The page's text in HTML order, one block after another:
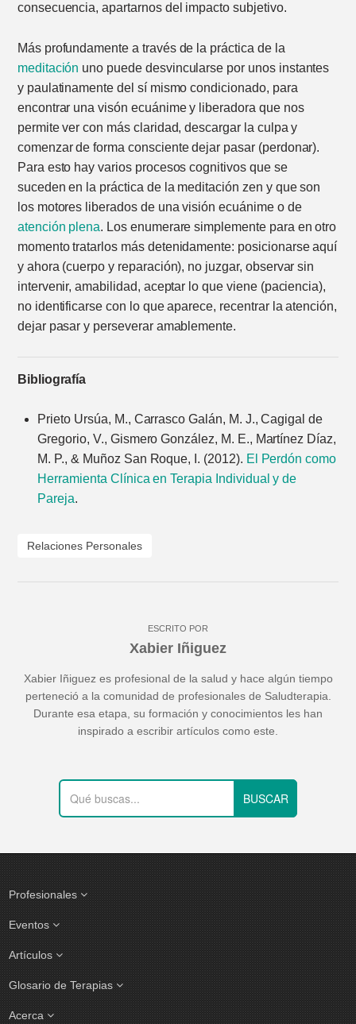
consecuencia, apartarnos del impacto subjetivo.
Más profundamente a través de la práctica de la
meditación uno puede desvincularse por unos instantes
y paulatinamente del sí mismo condicionado, para
encontrar una visón ecuánime y liberadora que nos
permite ver con más claridad, descargar la culpa y
comenzar de forma consciente dejar pasar (perdonar).
Para esto hay varios procesos cognitivos que se
suceden en la práctica de la meditación zen y que son
los motores liberados de una visión ecuánime o de
atención plena. Los enumerare simplemente para en otro
momento tratarlos más detenidamente: posicionarse aquí
y ahora (cuerpo y reparación), no juzgar, observar sin
intervenir, amabilidad, aceptar lo que viene (paciencia),
no identificarse con lo que aparece, recentrar la atención,
dejar pasar y perseverar amablemente.
Bibliografía
Prieto Ursúa, M., Carrasco Galán, M. J., Cagigal de
Gregorio, V., Gismero González, M. E., Martínez Díaz,
M. P., & Muñoz San Roque, I. (2012). El Perdón como
Herramienta Clínica en Terapia Individual y de
Pareja.
Relaciones Personales
ESCRITO POR
Xabier Iñiguez
Xabier Iñiguez es profesional de la salud y hace algún tiempo
perteneció a la comunidad de profesionales de Saludterapia.
Durante esa etapa, su formación y conocimientos les han
inspirado a escribir artículos como este.
Profesionales
Eventos
Artículos
Glosario de Terapias
Acerca